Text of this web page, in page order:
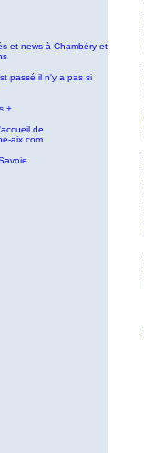
et news à Chambéry et
passé il n'y a pas si
+
de
aix.com